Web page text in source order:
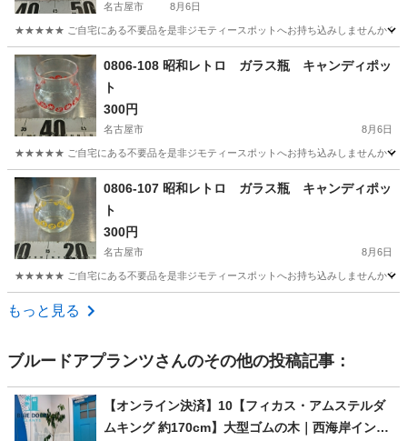
名古屋市 8月6日
★★★★★ ご自宅にある不要品を是非ジモティースポットへお持ち込みしませんか？
愛知 名古屋市 現地
0806-108 昭和レトロ ガラス瓶 キャンディポッ
ト
300円
名古屋市 8月6日
★★★★★ ご自宅にある不要品を是非ジモティースポットへお持ち込みしませんか？
愛知 名古屋市 ガラス瓶
0806-107 昭和レトロ ガラス瓶 キャンディポッ
ト
300円
名古屋市 8月6日
★★★★★ ご自宅にある不要品を是非ジモティースポットへお持ち込みしませんか？
愛知 名古屋市
もっと見る
ブルードアプランツさんのその他の投稿記事：
【オンライン決済】10【フィカス・アムステルダ
ムキング 約170cm】大型ゴムの木｜西海岸インテ